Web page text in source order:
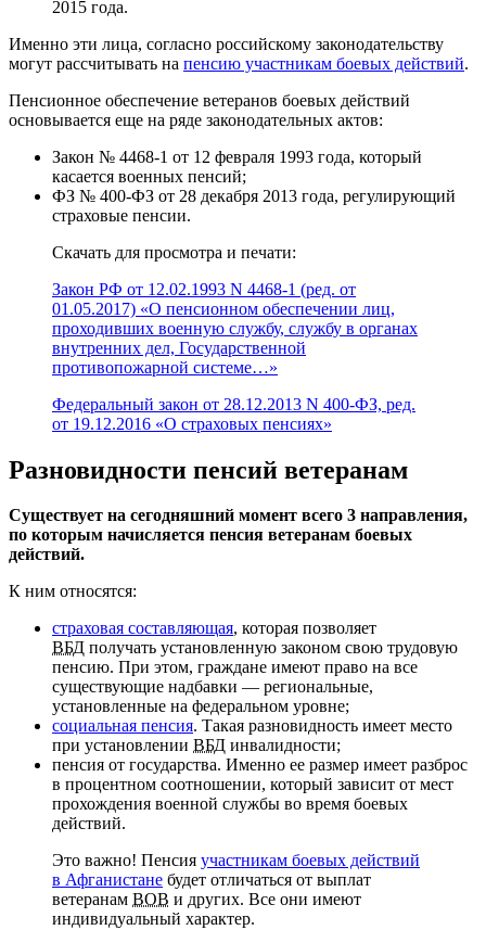
2015 года.
Именно эти лица, согласно российскому законодательству
могут рассчитывать на пенсию участникам боевых действий.
Пенсионное обеспечение ветеранов боевых действий
основывается еще на ряде законодательных актов:
Закон № 4468-1 от 12 февраля 1993 года, который
касается военных пенсий;
ФЗ № 400-ФЗ от 28 декабря 2013 года, регулирующий
страховые пенсии.
Скачать для просмотра и печати:
Закон РФ от 12.02.1993 N 4468-1 (ред. от
01.05.2017) «О пенсионном обеспечении лиц,
проходивших военную службу, службу в органах
внутренних дел, Государственной
противопожарной системе…»
Федеральный закон от 28.12.2013 N 400-ФЗ, ред.
от 19.12.2016 «О страховых пенсиях»
Разновидности пенсий ветеранам
Существует на сегодняшний момент всего 3 направления,
по которым начисляется пенсия ветеранам боевых
действий.
К ним относятся:
страховая составляющая, которая позволяет
ВБД получать установленную законом свою трудовую
пенсию. При этом, граждане имеют право на все
существующие надбавки — региональные,
установленные на федеральном уровне;
социальная пенсия. Такая разновидность имеет место
при установлении ВБД инвалидности;
пенсия от государства. Именно ее размер имеет разброс
в процентном соотношении, который зависит от мест
прохождения военной службы во время боевых
действий.
Это важно! Пенсия участникам боевых действий
в Афганистане будет отличаться от выплат
ветеранам ВОВ и других. Все они имеют
индивидуальный характер.